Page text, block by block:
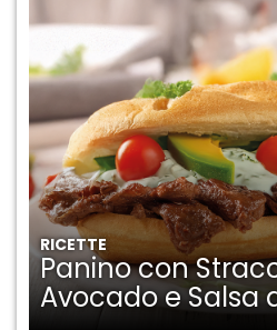
RICETTE
Panino con
Avocado e Salsa